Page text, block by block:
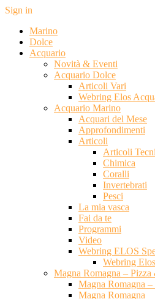
Sign in
Marino
Dolce
Acquario
Novità & Eventi
Acquario Dolce
Articoli Vari
Webring Elos
Acquario Marino
Acquari del Mese
Approfondimenti
Articoli
Articoli
Chimica
Coralli
Invertebrati
Pesci
La mia vasca
Fai da te
Programmi
Video
Webring ELOS
Webring
Magna Romagna –
Magna Romagna
Magna Romagna